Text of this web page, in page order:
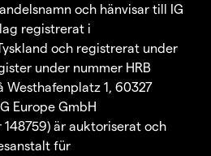
och hänvisar till IG
registrerat i
och registrerat under
under nummer HRB
Westhafenplatz 1, 60327
Europe GmbH
är auktoriserat och
für